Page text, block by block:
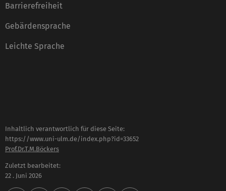
Barrierefreiheit
Gebärdensprache
Leichte Sprache
Inhaltlich verantwortlich für diese Seite:
https://www.uni-ulm.de/index.php?id=33652
Prof.Dr.T.M.Böckers
Zuletzt bearbeitet:
22 . Juni 2026